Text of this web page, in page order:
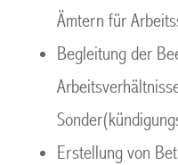
Ämtern für
Begleitung der
Erstellung von